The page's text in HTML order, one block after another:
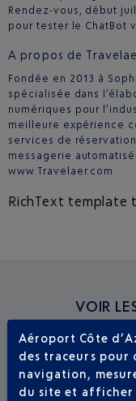
Rendez-vous, début
pour tester le ChatBot
A propos de
Fondée en 2013 à
spécialisée dans
numériques pour
meilleure expérience
services de
messagerie
www.Travelaer.com
RichText template
VOIR
Aéroport Côte
des traceurs pour
navigation,
du site et afficher